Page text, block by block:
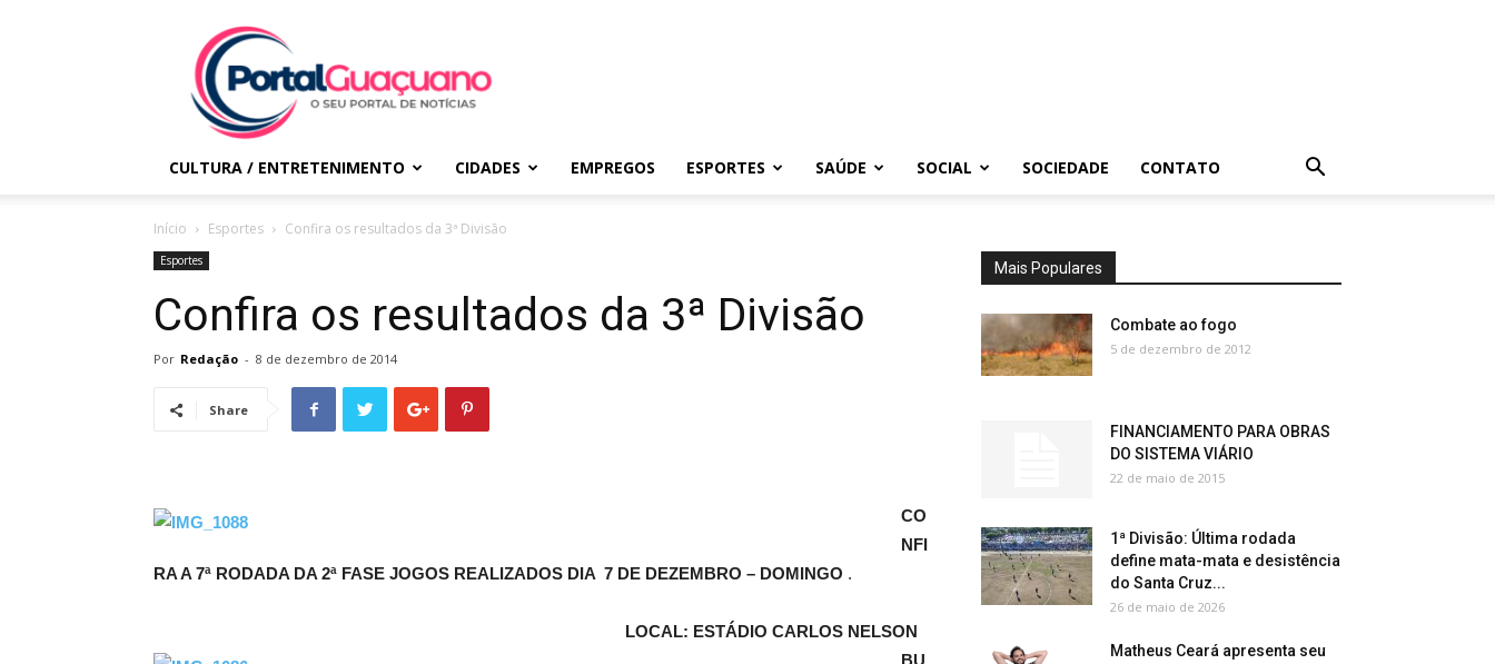
Portal
Guaçuano
CULTURA / ENTRETENIMENTO CIDADES EMPREGOS ESPORTES SAÚDE SOCIAL SOCIEDADE CONTATO
Início Esportes Confira os resultados da 3ª Divisão
Esportes
Confira os resultados da 3ª Divisão
Por Redação - 8 de dezembro de 2014
Share
CO
NFI
RA A 7ª RODADA DA 2ª FASE JOGOS REALIZADOS DIA 7 DE DEZEMBRO – DOMINGO .
LOCAL: ESTÁDIO CARLOS NELSON
BU
Mais Populares
Combate ao fogo
5 de dezembro de 2012
FINANCIAMENTO PARA OBRAS
DO SISTEMA VIÁRIO
22 de maio de 2015
1ª Divisão: Última rodada
define mata-mata e desistência
do Santa Cruz...
26 de maio de 2026
Matheus Ceará apresenta seu